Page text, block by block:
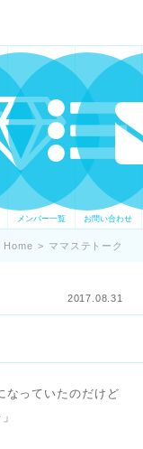
手づくり
キル・セ
集まって
メンバー一覧 お問い合わせ
Home > ママステトーク
2017.08.31
なっていたのだけど